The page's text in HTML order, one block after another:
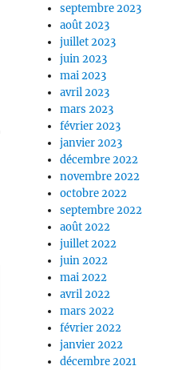
septembre 2023
août 2023
juillet 2023
juin 2023
mai 2023
avril 2023
mars 2023
février 2023
janvier 2023
décembre 2022
novembre 2022
octobre 2022
septembre 2022
août 2022
juillet 2022
juin 2022
mai 2022
avril 2022
mars 2022
février 2022
janvier 2022
décembre 2021